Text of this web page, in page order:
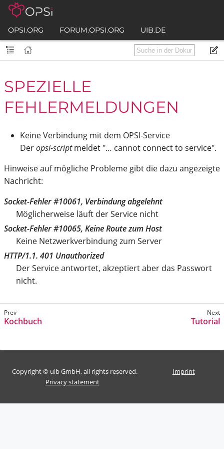
OPSI.ORG FORUM.OPSI.ORG UIB.DE
SPEZIELLE
FEHLERMELDUNGEN
Keine Verbindung mit dem OPSI-Service
Deropsi-scriptmeldet "…​ cannot connect to service".
Hinweise auf mögliche Probleme gibt die dazu angezeigte
Nachricht:
Socket-Fehler #10061, Verbindung abgelehnt
Möglicherweise läuft der Service nicht
Socket-Fehler #10065, Keine Route zum Host
Keine Netzwerkverbindung zum Server
HTTP/1.1. 401 Unauthorized
Der Service antwortet, akzeptiert aber das Passwort
nicht.
Kochbuch Tutorial
Copyright © uib GmbH, all rights reserved.
Imprint
Privacy statement